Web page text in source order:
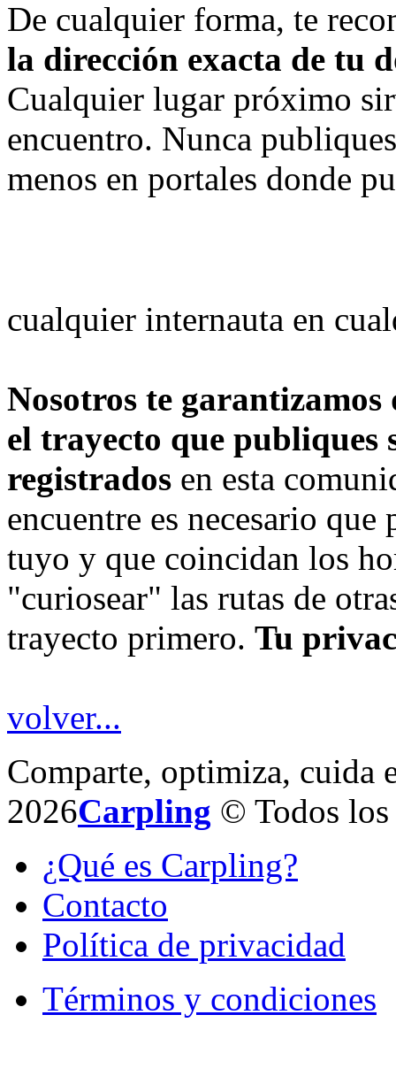
De cualquier forma, te
la dirección exacta de tu
Cualquier lugar próximo
encuentro. Nunca
menos en portales donde
cualquier internauta en
Nosotros te
el trayecto que publiques
registrados en esta
encuentre es necesario
tuyo y que coincidan los
"curiosear" las rutas de
trayecto primero. Tu
volver...
Comparte, optimiza, cuida
2026Carpling © Todos los
¿Qué es Carpling?
Contacto
Política de privacidad
Términos y condiciones